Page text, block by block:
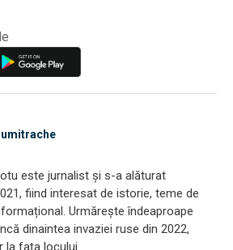
este jurnalist și s-a alăturat
fiind interesat de istorie, teme de
Urmărește îndeaproape
dinaintea invaziei ruse din 2022,
la fața locului.